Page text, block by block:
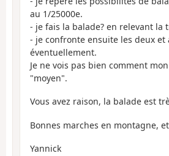
au 1/25000e.
- je fais la balade? en relevant la
- je confronte ensuite les deux et
éventuellement.
Je ne vois pas bien comment
"moyen".
Vous avez raison, la balade est
Bonnes marches en montagne,
Yannick